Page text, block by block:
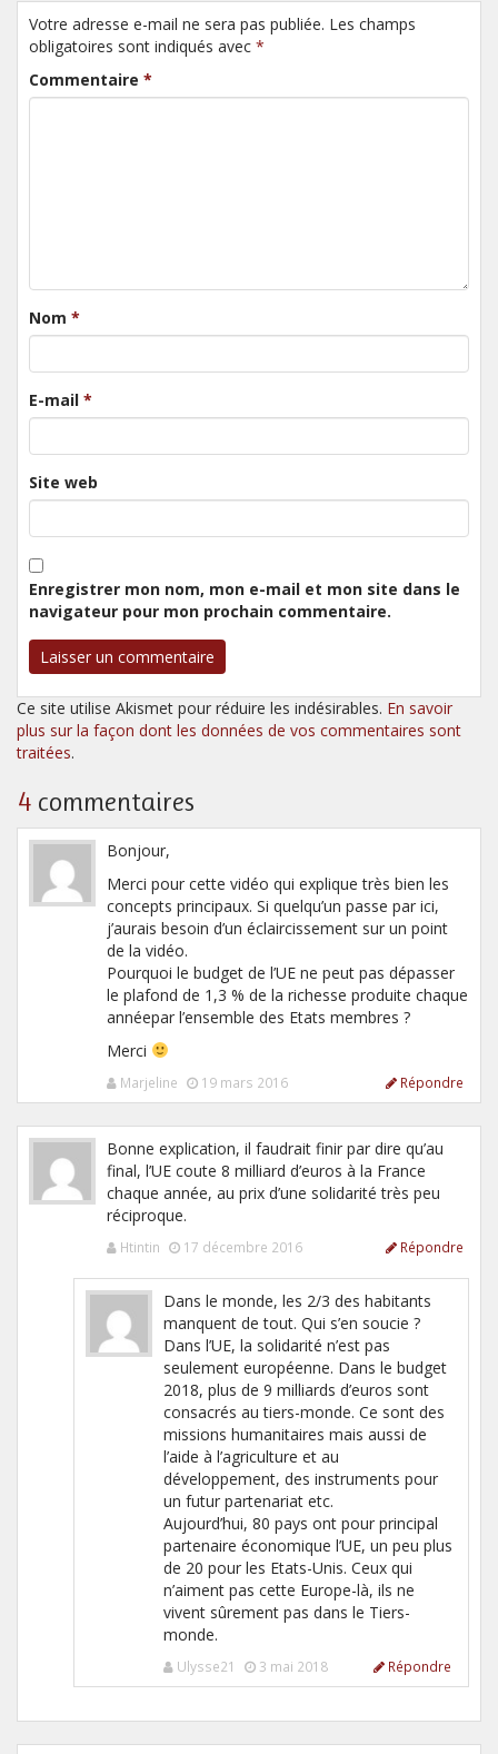
Votre adresse e-mail ne sera pas publiée. Les champs
obligatoires sont indiqués avec *
Commentaire *
Nom *
E-mail *
Site web
Enregistrer mon nom, mon e-mail et mon site dans le
navigateur pour mon prochain commentaire.
Ce site utilise Akismet pour réduire les indésirables. En savoir
plus sur la façon dont les données de vos commentaires sont
traitées.
4 commentaires
Bonjour,
Merci pour cette vidéo qui explique très bien les
concepts principaux. Si quelqu’un passe par ici,
j’aurais besoin d’un éclaircissement sur un point
de la vidéo.
Pourquoi le budget de l’UE ne peut pas dépasser
le plafond de 1,3 % de la richesse produite chaque
annéepar l’ensemble des Etats membres ?
Merci
Marjeline 19 mars 2016 Répondre
Bonne explication, il faudrait finir par dire qu’au
final, l’UE coute 8 milliard d’euros à la France
chaque année, au prix d’une solidarité très peu
réciproque.
Htintin 17 décembre 2016 Répondre
Dans le monde, les 2/3 des habitants
manquent de tout. Qui s’en soucie ?
Dans l’UE, la solidarité n’est pas
seulement européenne. Dans le budget
2018, plus de 9 milliards d’euros sont
consacrés au tiers-monde. Ce sont des
missions humanitaires mais aussi de
l’aide à l’agriculture et au
développement, des instruments pour
un futur partenariat etc.
Aujourd’hui, 80 pays ont pour principal
partenaire économique l’UE, un peu plus
de 20 pour les Etats-Unis. Ceux qui
n’aiment pas cette Europe-là, ils ne
vivent sûrement pas dans le Tiers-
monde.
Ulysse21 3 mai 2018 Répondre